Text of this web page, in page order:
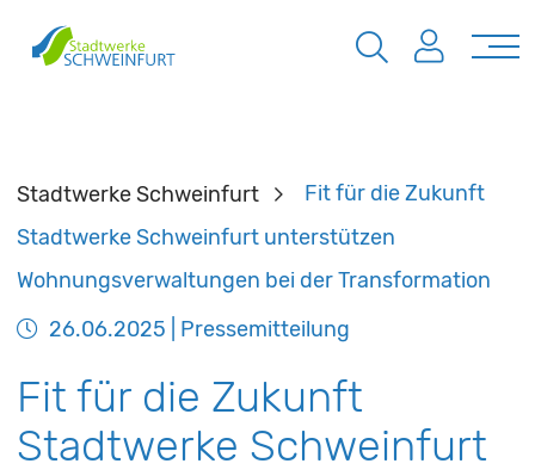
Stadtwerke Schweinfurt
Fit für die Zukunft
Stadtwerke Schweinfurt unterstützen
Wohnungsverwaltungen bei der Transformation
26.06.2025 | Pressemitteilung
Fit für die Zukunft
Stadtwerke Schweinfurt